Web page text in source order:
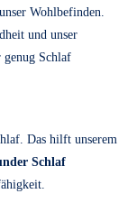
Wohlbefinden.
und unser
genug Schlaf
Das hilft unserem
Schlaf